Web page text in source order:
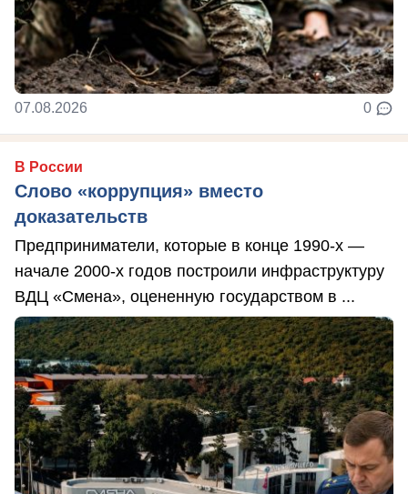
07.08.2026 0
В России
Слово «коррупция» вместо
доказательств
Предприниматели, которые в конце 1990-х —
начале 2000-х годов построили инфраструктуру
ВДЦ «Смена», оцененную государством в ...